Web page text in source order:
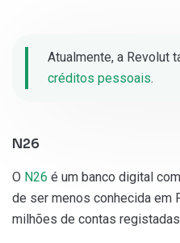
Atualmente, a Revolut
créditos pessoais.
N26
O N26 é um banco digital
de ser menos conhecida em
milhões de contas